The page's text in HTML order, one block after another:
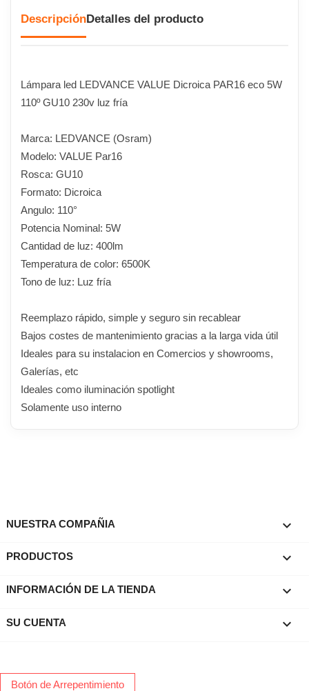
DescripciónDetalles del producto
Lámpara led LEDVANCE VALUE Dicroica PAR16 eco 5W
110º GU10 230v luz fría
Marca: LEDVANCE (Osram)
Modelo: VALUE Par16
Rosca: GU10
Formato: Dicroica
Angulo: 110°
Potencia Nominal: 5W
Cantidad de luz: 400lm
Temperatura de color: 6500K
Tono de luz: Luz fría
Reemplazo rápido, simple y seguro sin recablear
Bajos costes de mantenimiento gracias a la larga vida útil
Ideales para su instalacion en Comercios y showrooms,
Galerías, etc
Ideales como iluminación spotlight
Solamente uso interno
NUESTRA COMPAÑIA 
PRODUCTOS 
INFORMACIÓN DE LA TIENDA keyboard_arrow_down
SU CUENTA 
Botón de Arrepentimiento